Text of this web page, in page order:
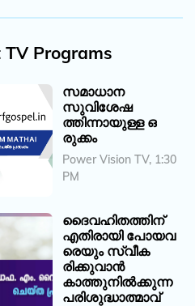
TV Programs
സമാധാന
സുവിശേഷ
ത്തിന്നായുള്ള ഒ
രുക്കം
Power Vision TV, 1:30
PM
ദൈവഹിതത്തിന്
എതിരായി പോയവ
രെയും സ്വീക
രിക്കുവാൻ
കാത്തുനിൽക്കുന്ന
പരിശുദ്ധാത്മാവ്